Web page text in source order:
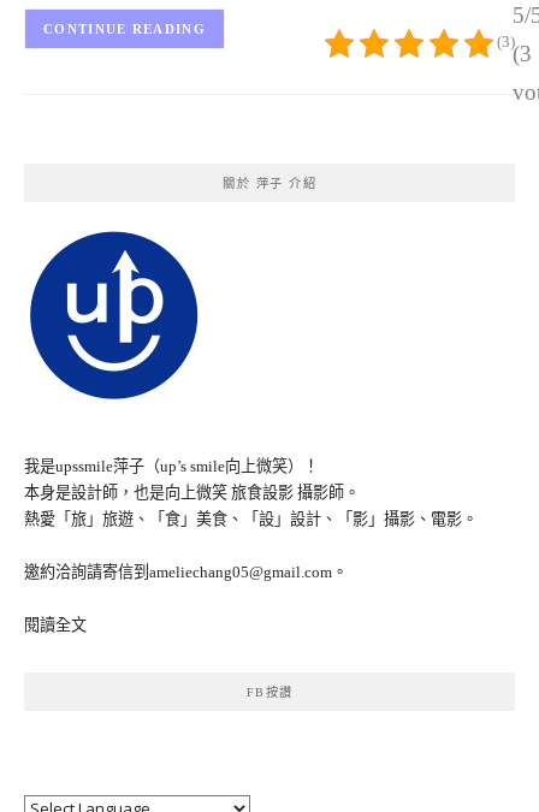
5/
(3
(3)
CONTINUE READING
關於 萍子 介紹
我是upssmile萍子（up’s smile向上微笑）！
本身是設計師，也是向上微笑 旅食設影 攝影師。
熱愛「旅」旅遊、「食」美食、「設」設計、「影」攝影、電影。
邀約洽詢請寄信到ameliechang05@gmail.com。
閱讀全文
FB按讚